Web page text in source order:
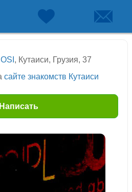
, Кутаиси, Грузия, 37
сайте знакомств Кутаиси
Написать